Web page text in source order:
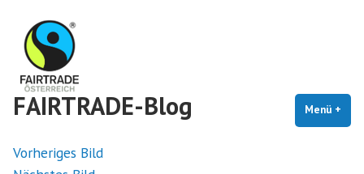
Inhalt
springen
FAIRTRADE-Blog Menü +
Vorheriges Bild